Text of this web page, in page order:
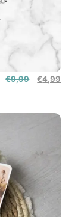
€9,99 €4,99